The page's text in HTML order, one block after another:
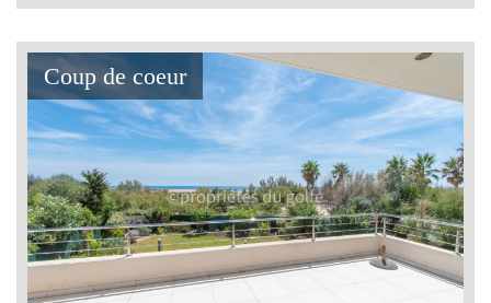
Coup de coeur